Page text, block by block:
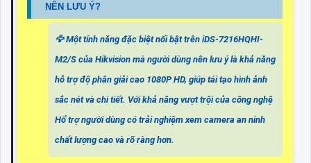
NÊN LƯU Ý?
🦅 Một tính năng đặc biệt nổi bật trên iDS-7216HQHI-
M2/S của Hikvision mà người dùng nên lưu ý là khả năng
hỗ trợ độ phân giải cao 1080P HD, giúp tái tạo hình ảnh
sắc nét và chi tiết. Với khả năng vượt trội của công nghệ
Hổ trợ người dùng có trải nghiệm xem camera an ninh
chất lượng cao và rõ ràng hơn.